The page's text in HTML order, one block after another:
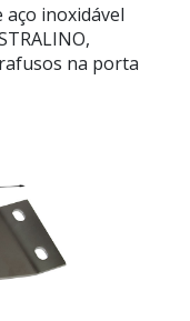
aço inoxidável
na porta